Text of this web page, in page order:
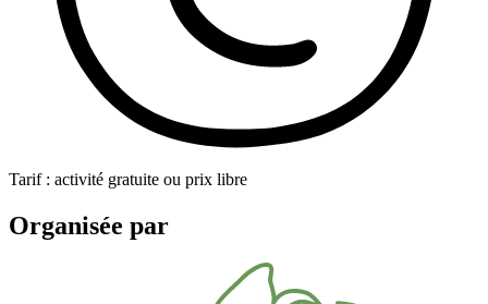
Tarif : activité gratuite ou prix libre
Organisée par